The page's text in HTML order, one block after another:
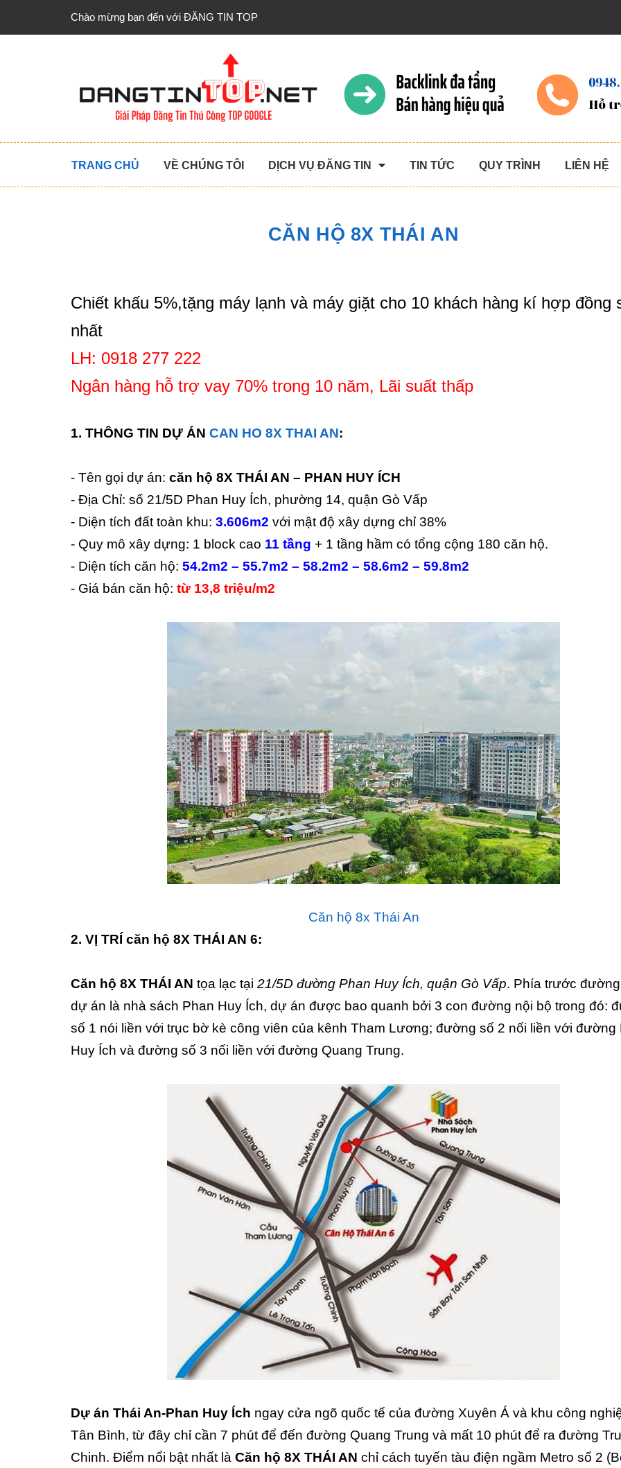
Chào mừng bạn đến với ĐĂNG TIN TOP
TRANG CHỦ VỀ CHÚNG TÔI DỊCH VỤ ĐĂNG TIN TIN TỨC QUY TRÌNH LIÊN HỆ
CĂN HỘ 8X THÁI AN
Chiết khấu 5%,tặng máy lạnh và máy giặt cho 10 khách hàng kí hợp đồng
nhất
LH: 0918 277 222
Ngân hàng hỗ trợ vay 70% trong 10 năm, Lãi suất thấp
1. THÔNG TIN DỰ ÁN CAN HO 8X THAI AN:
- Tên gọi dự án: căn hộ 8X THÁI AN – PHAN HUY ÍCH
- Địa Chỉ: số 21/5D Phan Huy Ích, phường 14, quận Gò Vấp
- Diện tích đất toàn khu: 3.606m2 với mật độ xây dựng chỉ 38%
- Quy mô xây dựng: 1 block cao 11 tầng + 1 tầng hầm có tổng cộng 180 căn hộ.
- Diện tích căn hộ: 54.2m2 – 55.7m2 – 58.2m2 – 58.6m2 – 59.8m2
- Giá bán căn hộ: từ 13,8 triệu/m2
Căn hộ 8x Thái An
2. VỊ TRÍ căn hộ 8X THÁI AN 6:
Căn hộ 8X THÁI AN tọa lạc tại 21/5D đường Phan Huy Ích, quận Gò Vấp. Phía trước
dự án là nhà sách Phan Huy Ích, dự án được bao quanh bởi 3 con đường nội bộ trong đó:
số 1 nói liền với trục bờ kè công viên của kênh Tham Lương; đường số 2 nối liền với đường
Huy Ích và đường số 3 nối liền với đường Quang Trung.
Dự án Thái An-Phan Huy Ích ngay cửa ngõ quốc tế của đường Xuyên Á và khu công
Tân Bình, từ đây chỉ cần 7 phút để đến đường Quang Trung và mất 10 phút để ra đường
Chinh. Điểm nổi bật nhất là Căn hộ 8X THÁI AN chỉ cách tuyến tàu điện ngầm Metro số 2